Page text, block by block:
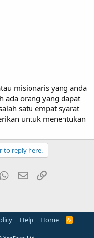
misionaris yang anda
ada orang yang dapat
satu empat syarat
untuk menentukan
to reply here.
WhatsApp
Email
Help Home
R